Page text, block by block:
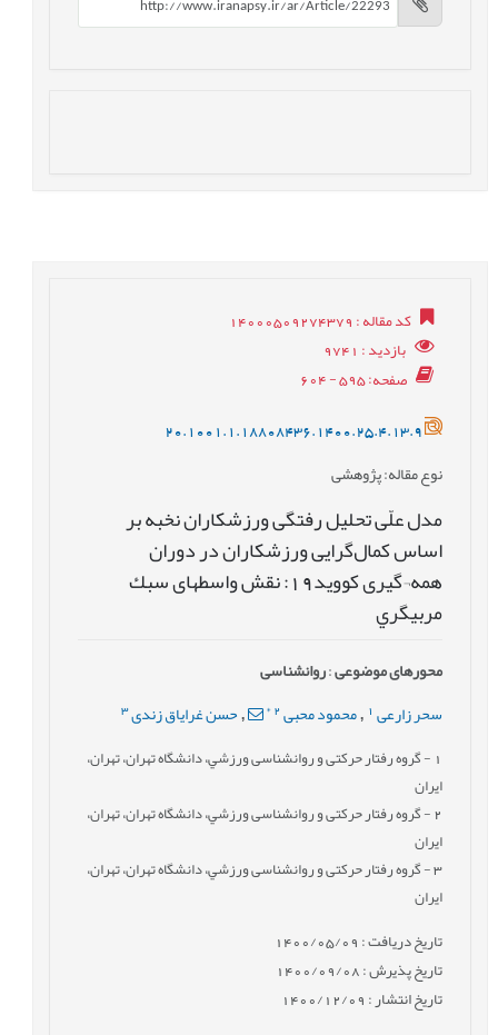
کد مقاله: 14000509274379
بازدید: 9741
صفحه: 595 - 604
20.1001.1.18808436.1400.25.4.13.9
نوع مقاله: پژوهشی
مدل علّی تحلیل رفتگی ورزشکاران نخبه بر
اساس کمال‌گرایی ورزشکاران در دوران
همه¬گیری کووید19: نقش واسطه‏ای سبك
مربیگري
محورهای موضوعی:روانشناسی
سحر زارعی , محمود محبی 2
*
,حسن غرایاق زندی 3
- گروه رفتار حرکتی و روانشناسی ورزشي، دانشگاه تهران، تهران،
ایران
2- گروه رفتار حرکتی و روانشناسی ورزشي، دانشگاه تهران، تهران،
ایران
3- گروه رفتار حرکتی و روانشناسی ورزشي، دانشگاه تهران، تهران،
ایران
تاریخ دریافت : 1400/05/09
تاریخ پذیرش : 1400/09/08
تاریخ انتشار : 1400/12/09